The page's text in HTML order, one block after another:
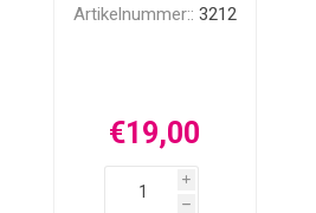
Artikelnummer:: 3212
€19,00
i
h